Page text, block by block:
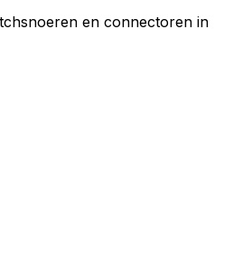
en connectoren in